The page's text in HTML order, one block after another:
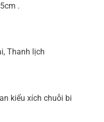
.
Thanh lịch
kiểu xích chuỗi bi